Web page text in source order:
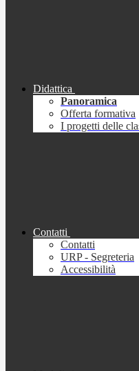
Didattica
Panoramica
Offerta formativa
I progetti delle
Contatti
Contatti
URP - Segreteria
Accessibilità